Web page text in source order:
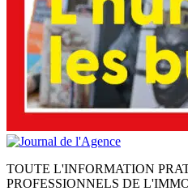
TOUTE L'INFORMATION
PROFESSIONNELS DE